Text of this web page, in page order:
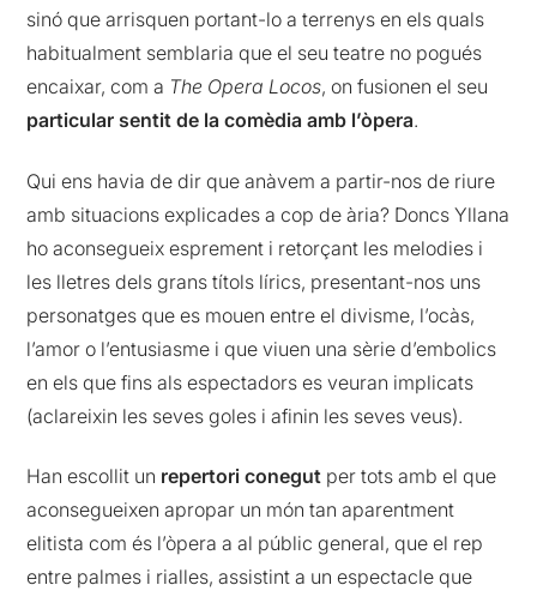
sinó que arrisquen portant-lo a terrenys en els quals
habitualment semblaria que el seu teatre no pogués
encaixar, com a The Opera Locos, on fusionen el seu
particular sentit de la comèdia amb l’òpera.
Qui ens havia de dir que anàvem a partir-nos de riure
amb situacions explicades a cop de ària? Doncs Yllana
ho aconsegueix esprement i retorçant les melodies i
les lletres dels grans títols lírics, presentant-nos uns
personatges que es mouen entre el divisme, l’ocàs,
l’amor o l’entusiasme i que viuen una sèrie d’embolics
en els que fins als espectadors es veuran implicats
(aclareixin les seves goles i afinin les seves veus).
Han escollit un repertori conegut per tots amb el que
aconsegueixen apropar un món tan aparentment
elitista com és l’òpera a al públic general, que el rep
entre palmes i rialles, assistint a un espectacle que